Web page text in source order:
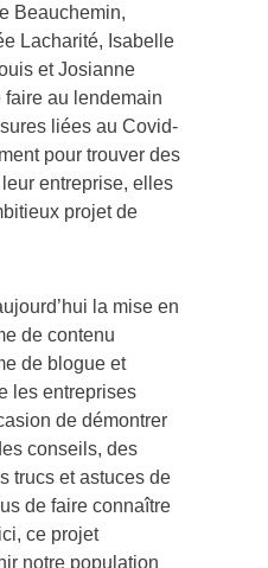
Beauchemin,
Lacharité, Isabelle
et Josianne
faire au lendemain
liées au Covid-
pour trouver des
entreprise, elles
projet de
la mise en
de contenu
de blogue et
les entreprises
de démontrer
conseils, des
trucs et astuces de
de faire connaître
ce projet
notre population